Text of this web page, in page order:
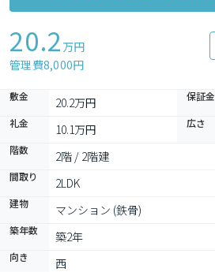
20.2 万円
管理費8,000円
敷金 20.2万円 保証金
礼金 10.1万円 広さ
階数 2階 / 2階建
間取り 2LDK
建物 マンション (鉄骨)
築年数 築2年
向き 西